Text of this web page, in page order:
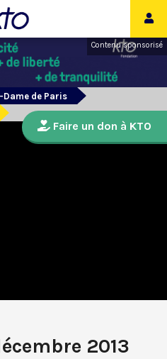
Contenu sponsorisé
Dame de Paris
2013
Faire un don à KTO